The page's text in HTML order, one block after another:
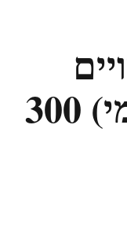
בשיער (בלונדמי) 300